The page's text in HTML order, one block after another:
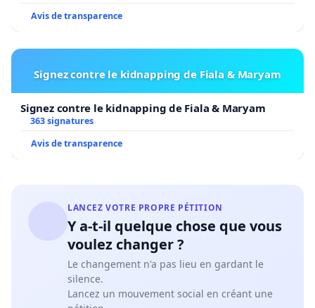
Avis de transparence
Signez contre le kidnapping de Fiala & Maryam
Signez contre le kidnapping de Fiala & Maryam
363 signatures
Avis de transparence
LANCEZ VOTRE PROPRE PÉTITION
Y a-t-il quelque chose que vous
voulez changer ?
Le changement n'a pas lieu en gardant le
silence.
Lancez un mouvement social en créant une